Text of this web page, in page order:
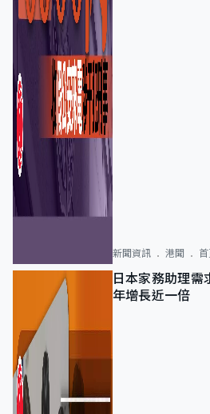
新聞資訊 港聞
日本家務助理
年增長近一倍